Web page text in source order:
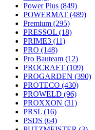
Power Plus (849)
POWERMAT (489)
Premium (295)
PRESSOL (18)
PRIME3 (11)
PRO (148)
Pro Bauteam (12)
PROCRAFT (109)
PROGARDEN (390)
PROTECO (430)
PROWELD (96)
PROXXON (31)
PRSL (16)
PSDS (64)